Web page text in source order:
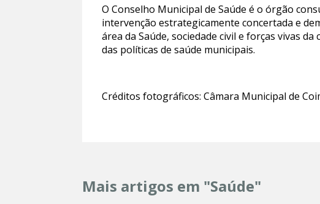
O Conselho Municipal de Saúde é o órgão
intervenção estrategicamente concertada e
área da Saúde, sociedade civil e forças vivas
das políticas de saúde municipais.
Créditos fotográficos: Câmara Municipal de
Mais artigos em "Saúde"